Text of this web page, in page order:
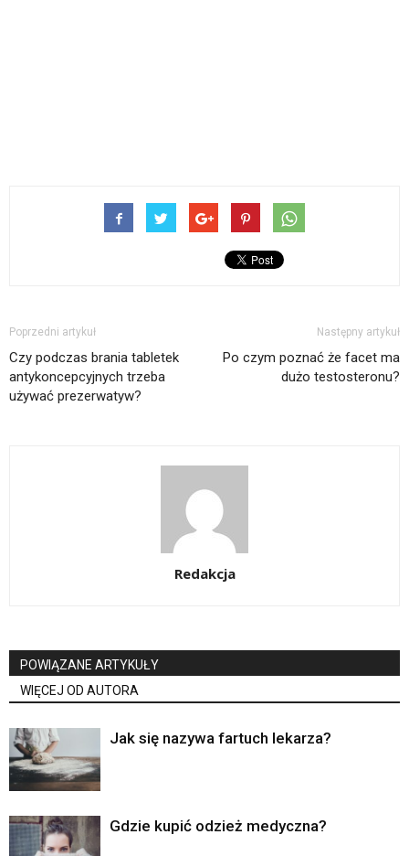
Poprzedni artykuł
Czy podczas brania tabletek
antykoncepcyjnych trzeba
używać prezerwatyw?
Następny artykuł
Po czym poznać że facet ma
dużo testosteronu?
Redakcja
POWIĄZANE ARTYKUŁY
WIĘCEJ OD AUTORA
Jak się nazywa fartuch lekarza?
Gdzie kupić odzież medyczna?